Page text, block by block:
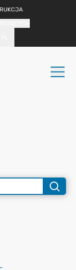
OFERT NA REALIZACJĘ ZADAŃ PUBLICZNYCH W 2024 ROKU.